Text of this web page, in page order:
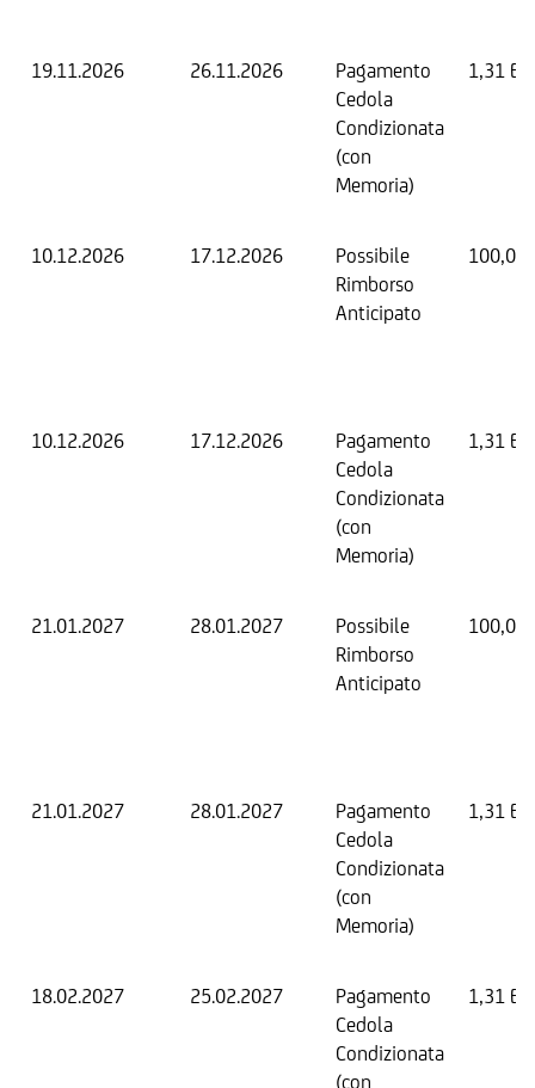
19.11.2026 26.11.2026
Pagamento
Cedola
Condizionata
(con
Memoria)
1,31
10.12.2026 17.12.2026
Possibile
Rimborso
Anticipato
100,00
10.12.2026 17.12.2026
Pagamento
Cedola
Condizionata
(con
Memoria)
1,31
21.01.2027 28.01.2027
Possibile
Rimborso
Anticipato
100,00
21.01.2027 28.01.2027
Pagamento
Cedola
Condizionata
(con
Memoria)
1,31
18.02.2027 25.02.2027
Pagamento
Cedola
Condizionata
(con
1,31